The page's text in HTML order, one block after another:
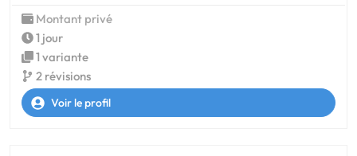
Montant privé
1 jour
1 variante
2 révisions
Voir le profil